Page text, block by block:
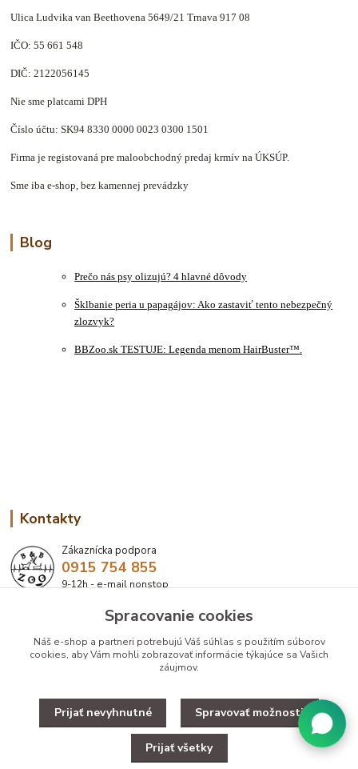
Ulica Ludvika van Beethovena 5649/21 Trnava 917 08
IČO: 55 661 548
DIČ: 2122056145
Nie sme platcami DPH
Číslo účtu: SK94 8330 0000 0023 0300 1501
Firma je registovaná pre maloobchodný predaj krmív na ÚKSÚP.
Sme iba e-shop, bez kamennej prevádzky
Blog
Prečo nás psy olizujú? 4 hlavné dôvody
Šklbanie peria u papagájov: Ako zastaviť tento nebezpečný
zlozvyk?
BBZoo.sk TESTUJE: Legenda menom HairBuster™.
Kontakty
Zákaznícka podpora
0915 754 855
9-12h - e-mail nonstop
eshop@bbzoo.sk
Upravit zber cookies.
Spracovanie cookies
Náš e-shop a partneri potrebujú Váš súhlas s použitím súborov
cookies, aby Vám mohli zobrazovať informácie týkajúce sa Vašich
záujmov.
Prijať nevyhnutné Spravovať možnosti
Prijať všetky